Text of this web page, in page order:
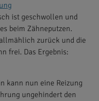
ist geschwollen und
beim Zähneputzen.
zurück und die
frei. Das Ergebnis:
kann nun eine Reizung
ungehindert den